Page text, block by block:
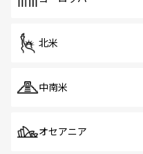
北米
中南米
オセアニア